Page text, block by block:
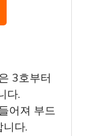
3호부터
다.
어져 부드
다.